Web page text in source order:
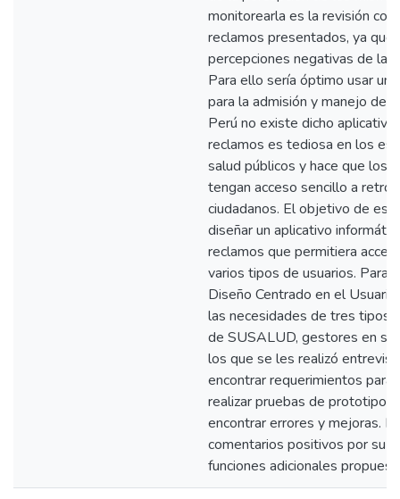
monitorearla es la revisión
reclamos presentados, ya que
percepciones negativas de la
Para ello sería óptimo usar un
para la admisión y manejo de
Perú no existe dicho
reclamos es tediosa en los
salud públicos y hace que los
tengan acceso sencillo a
ciudadanos. El objetivo de
diseñar un aplicativo
reclamos que permitiera
varios tipos de usuarios. Para
Diseño Centrado en el
las necesidades de tres tipos
de SUSALUD, gestores en
los que se les realizó
encontrar requerimientos para
realizar pruebas de prototipos
encontrar errores y mejoras.
comentarios positivos por su
funciones adicionales